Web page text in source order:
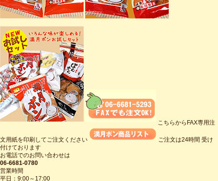
こちらからFAX専用注
文用紙を印刷してご注文ください
ご注文は24時間 受け
付けております
お電話でのお問い合わせは
06-6681-0780
営業時間
平日：9:00～17:00